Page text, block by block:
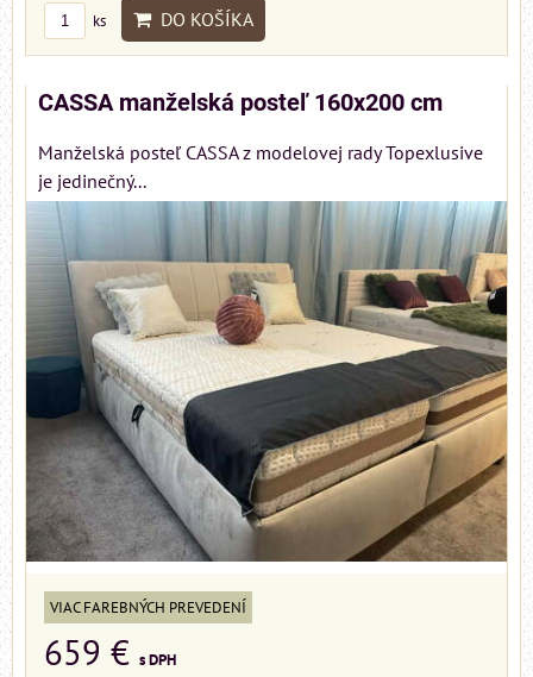
ks DO KOŠÍKA
CASSA manželská posteľ 160x200 cm
Manželská posteľ CASSA z modelovej rady Topexlusive
je jedinečný...
VIAC FAREBNÝCH PREVEDENÍ
659 € s DPH